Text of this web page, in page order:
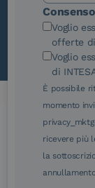
Voglio
offerte di
Voglio
di
È possibile
momento
ricevere più
la